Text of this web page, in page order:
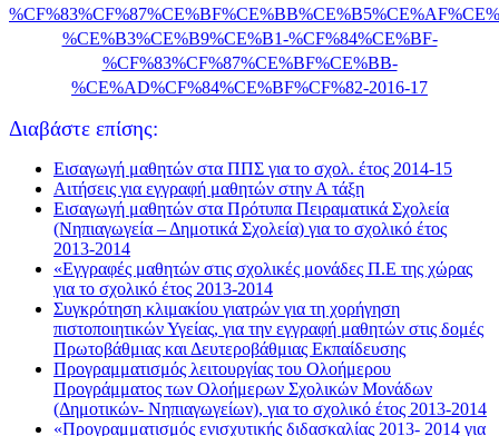
%CE%B3%CE%B9%CE%B1-%CF%84%CE%BF-
%CF%83%CF%87%CE%BF%CE%BB-
%CE%AD%CF%84%CE%BF%CF%82-2016-17
Διαβάστε επίσης:
Εισαγωγή μαθητών στα ΠΠΣ για το σχολ. έτος 2014-15
Αιτήσεις για εγγραφή μαθητών στην Α τάξη
Εισαγωγή μαθητών στα Πρότυπα Πειραματικά Σχολεία
(Νηπιαγωγεία – Δημοτικά Σχολεία) για το σχολικό έτος
2013-2014
«Εγγραφές μαθητών στις σχολικές μονάδες Π.Ε της χώρας
για το σχολικό έτος 2013-2014
Συγκρότηση κλιμακίου γιατρών για τη χορήγηση
πιστοποιητικών Υγείας, για την εγγραφή μαθητών στις δομές
Πρωτοβάθμιας και Δευτεροβάθμιας Εκπαίδευσης
Προγραμματισμός λειτουργίας του Ολοήμερου
Προγράμματος των Ολοήμερων Σχολικών Μονάδων
(Δημοτικών- Νηπιαγωγείων), για το σχολικό έτος 2013-2014
«Προγραμματισμός ενισχυτικής διδασκαλίας 2013- 2014 για